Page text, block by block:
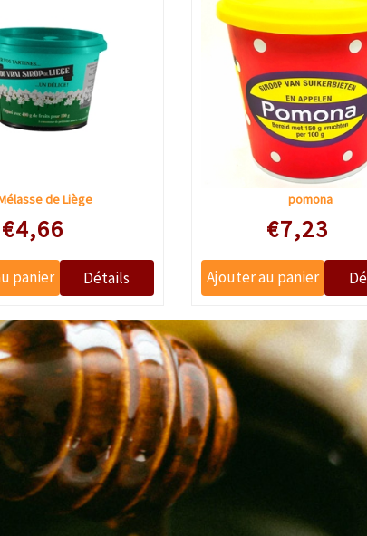
de Liège
€4,66
pomona
€7,23